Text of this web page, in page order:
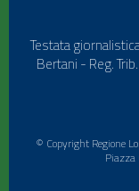
Testata
Bertani - Reg.
© Copyright Regione